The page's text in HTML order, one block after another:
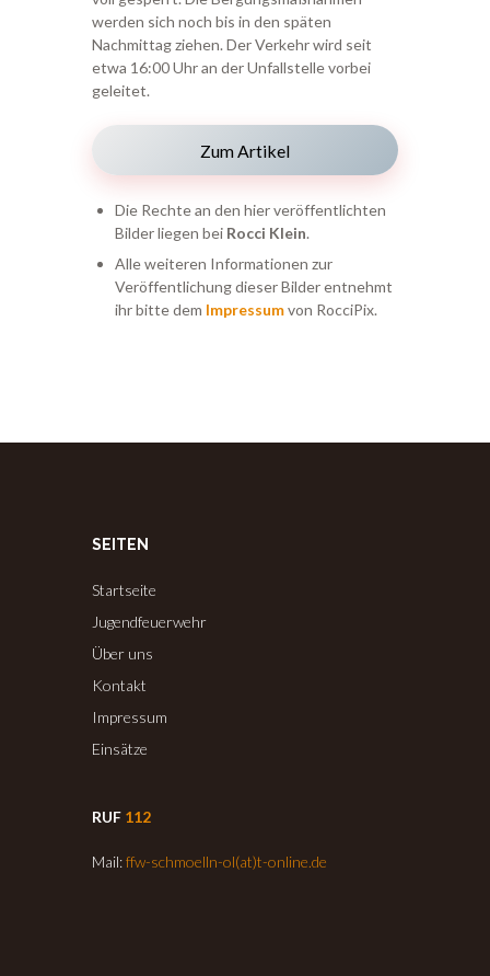
werden sich noch bis in den späten
Nachmittag ziehen. Der Verkehr wird seit
etwa 16:00 Uhr an der Unfallstelle vorbei
geleitet.
Zum Artikel
Die Rechte an den hier veröffentlichten
Bilder liegen bei Rocci Klein.
Alle weiteren Informationen zur
Veröffentlichung dieser Bilder entnehmt
ihr bitte dem Impressumvon RocciPix.
SEITEN
Startseite
Jugendfeuerwehr
Über uns
Kontakt
Impressum
Einsätze
RUF 112
Mail:ffw-schmoelln-ol(at)t-online.de